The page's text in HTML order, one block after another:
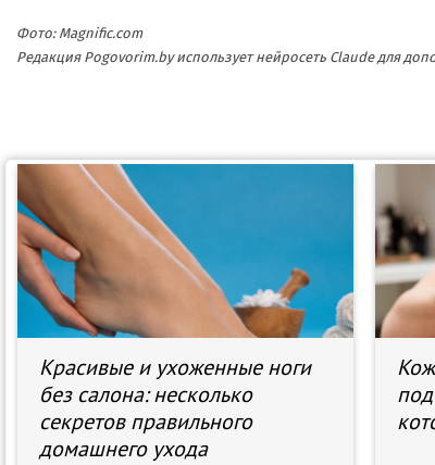
Фото: Magnific.com
Редакция Pogovorim.by использует нейросеть Claude для
Красивые и ухоженные ноги
без салона: несколько
секретов правильного
домашнего ухода